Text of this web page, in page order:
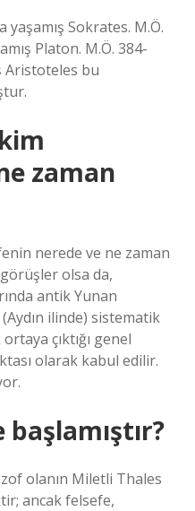
yaşamış Sokrates. M.Ö.
Platon. M.Ö. 384-
Aristoteles bu
zaman
nerede ve ne zaman
olsa da,
antik Yunan
ilinde) sistematik
çıktığı genel
olarak kabul edilir.
olanın Miletli Thales
ancak felsefe,